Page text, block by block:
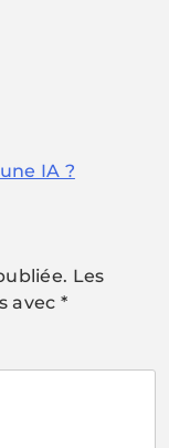
IA ?
Les
avec *